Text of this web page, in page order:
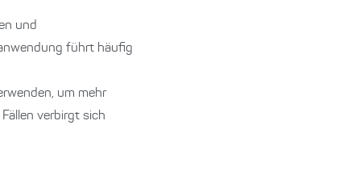
und
führt häufig
um mehr
verbirgt sich